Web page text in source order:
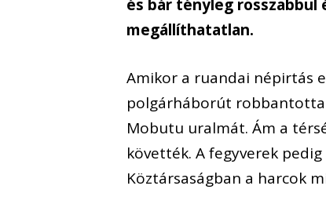
és bár tényleg
megállíthatatlan.
Amikor a ruandai népirtás
polgárháborút
Mobutu uralmát. Ám a
követték. A fegyverek
Köztársaságban a harcok